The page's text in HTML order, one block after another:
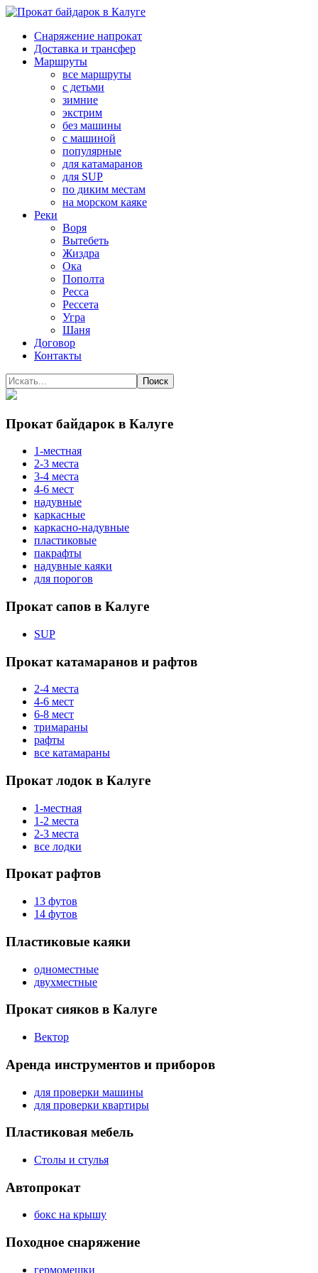
Снаряжение напрокат
Доставка и трансфер
Маршруты
все маршруты
с детьми
зимние
экстрим
без машины
с машиной
популярные
для катамаранов
для SUP
по диким местам
на морском каяке
Реки
Воря
Вытебеть
Жиздра
Ока
Пополта
Ресса
Рессета
Угра
Шаня
Договор
Контакты
Прокат байдарок в Калуге
1-местная
2-3 места
3-4 места
4-6 мест
надувные
каркасные
каркасно-надувные
пластиковые
пакрафты
надувные каяки
для порогов
Прокат сапов в Калуге
SUP
Прокат катамаранов и рафтов
2-4 места
4-6 мест
6-8 мест
тримараны
рафты
все катамараны
Прокат лодок в Калуге
1-местная
1-2 места
2-3 места
все лодки
Прокат рафтов
13 футов
14 футов
Пластиковые каяки
одноместные
двухместные
Прокат сияков в Калуге
Вектор
Аренда инструментов и приборов
для проверки машины
для проверки квартиры
Пластиковая мебель
Столы и стулья
Автопрокат
бокс на крышу
Походное снаряжение
гермомешки